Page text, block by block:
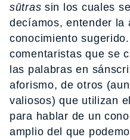
sūtrassin los cuales
decíamos, entender la
conocimiento
comentaristas que se
las palabras en
aforismo, de otros
valiosos) que utilizan el
para hablar de un
amplio del que